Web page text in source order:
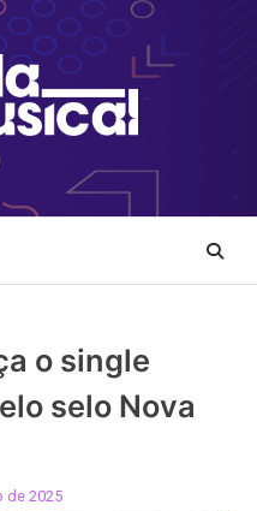
o single
selo Nova
de 2025